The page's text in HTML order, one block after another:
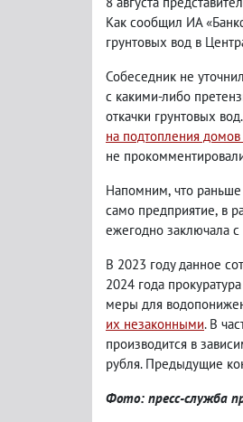
Как сообщил ИА
грунтовых вод в
Собеседник не уточнил
с какими-либо
откачки грунтовых
на подтопления домов
не
Напомним, что
само предприятие, в
ежегодно заключала
В 2023 году данное
2024 года
меры для
их незаконными. В
производится в
рубля. Предыдущие
Фото: пресс-служба